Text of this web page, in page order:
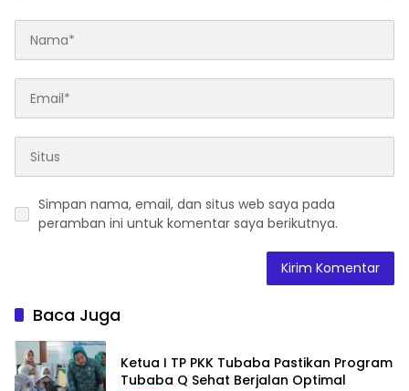
Simpan nama, email, dan situs web saya pada
peramban ini untuk komentar saya berikutnya.
Baca Juga
Ketua I TP PKK Tubaba Pastikan Program
Tubaba Q Sehat Berjalan Optimal